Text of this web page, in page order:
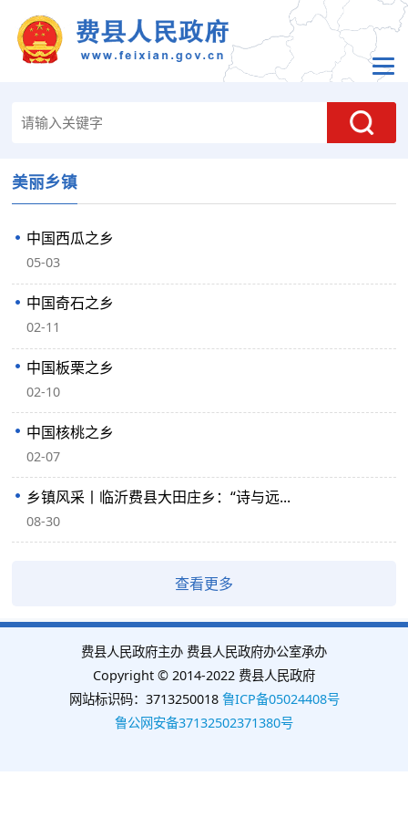
美丽乡镇
中国西瓜之乡
05-03
中国奇石之乡
02-11
中国板栗之乡
02-10
中国核桃之乡
02-07
乡镇风采丨临沂费县大田庄乡：“诗与远...
08-30
查看更多
费县人民政府主办 费县人民政府办公室承办
Copyright © 2014-2022 费县人民政府
网站标识码：3713250018 鲁ICP备05024408号
鲁公网安备37132502371380号